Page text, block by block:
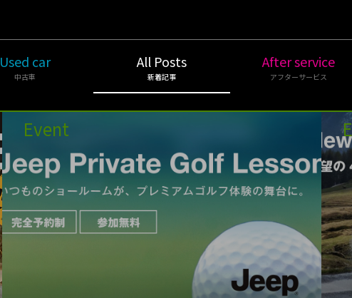
Used car
中古車
All Posts
新着記事
After service
アフターサービス
Event